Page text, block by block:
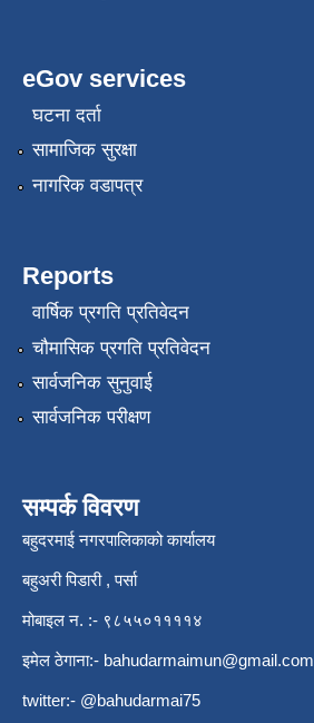
eGov services
घटना दर्ता
सामाजिक सुरक्षा
नागरिक वडापत्र
Reports
वार्षिक प्रगति प्रतिवेदन
चौमासिक प्रगति प्रतिवेदन
सार्वजनिक सुनुवाई
सार्वजनिक परीक्षण
सम्पर्क विवरण
बहुदरमाई नगरपालिकाको कार्यालय
बहुअरी पिडारी , पर्सा
मोबाइल न. :- ९८५५०११११४
इमेल ठेगाना:- bahudarmaimun@gmail.com
twitter:- @bahudarmai75